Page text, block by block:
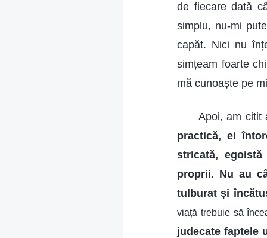
de fiecare dată
simplu, nu-mi
capăt. Nici nu
simțeam foarte
mă cunoaște pe
Apoi, am citit
practică, ei
stricată,
proprii. Nu au
tulburat și
viață trebuie să
judecate faptele